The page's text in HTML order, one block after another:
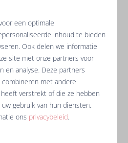
een optimale
inhoud te bieden
Ook delen we informatie
site met onze partners voor
en analyse. Deze partners
met andere
verstrekt of die ze hebben
gebruik van hun diensten.
ons privacybeleid.